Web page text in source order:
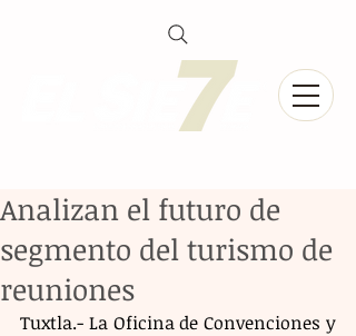
Analizan el futuro de
segmento del turismo de
reuniones
Tuxtla.- La Oficina de Convenciones y